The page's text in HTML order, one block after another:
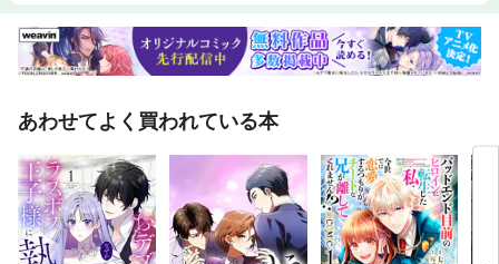
あわせてよく買われている本